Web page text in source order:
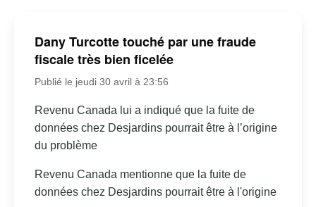
Dany Turcotte touché par une fraude
fiscale très bien ficelée
Publié le jeudi 30 avril à 23:56
Revenu Canada lui a indiqué que la fuite de
données chez Desjardins pourrait être à l’origine
du problème
Revenu Canada mentionne que la fuite de
données chez Desjardins pourrait être à l'origine